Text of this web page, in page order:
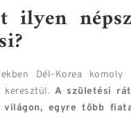
ilyen
Dél-Korea komoly
keresztül. A születési
világon, egyre több